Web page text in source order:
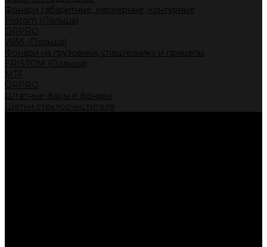
Фонари габаритные, маркерные, контурные
Fristom (Польша)
ORPRO
WAS (Польша)
Фонари на грузовики, спецтехнику и прицепы
FRISTOM (Польша)
MTF
ORPRO
Штатные фары и фонари
Щетки стеклоочистителя